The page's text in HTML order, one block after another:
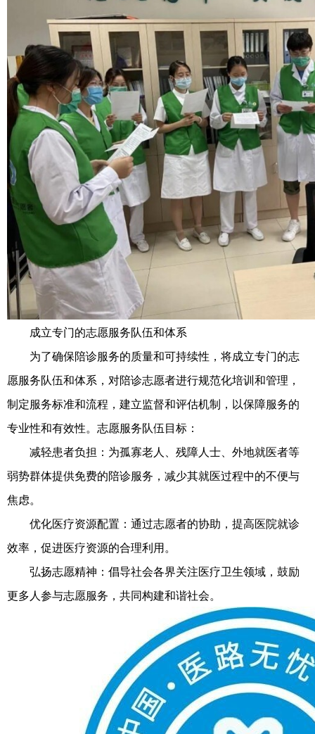
成立专门的志愿服务队伍和体系
为了确保陪诊服务的质量和可持续性，将成立专门的志
愿服务队伍和体系，对陪诊志愿者进行规范化培训和管理，
制定服务标准和流程，建立监督和评估机制，以保障服务的
专业性和有效性。志愿服务队伍目标：
减轻患者负担：为孤寡老人、残障人士、外地就医者等
弱势群体提供免费的陪诊服务，减少其就医过程中的不便与
焦虑。
优化医疗资源配置：通过志愿者的协助，提高医院就诊
效率，促进医疗资源的合理利用。
弘扬志愿精神：倡导社会各界关注医疗卫生领域，鼓励
更多人参与志愿服务，共同构建和谐社会。